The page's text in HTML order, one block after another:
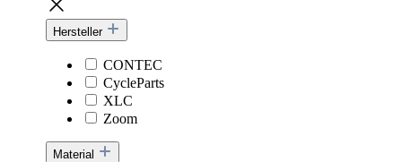
Hersteller
CONTEC
CycleParts
XLC
Zoom
Material